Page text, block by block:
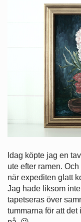
Idag köpte jag en
ute efter ramen.
när expediten glatt
Jag hade liksom
tapetseras över
tummarna för att